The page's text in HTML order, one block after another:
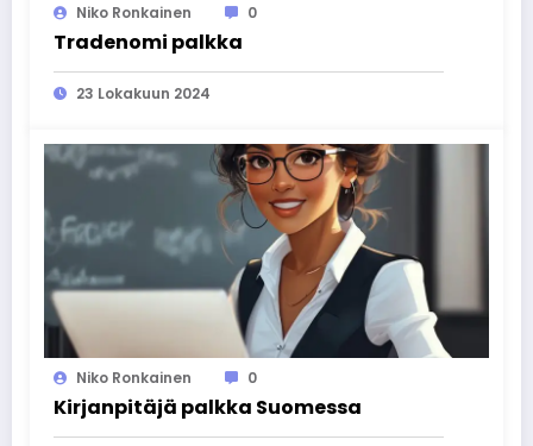
Niko Ronkainen 0
Tradenomi palkka
23 Lokakuun 2024
Niko Ronkainen 0
Kirjanpitäjä palkka Suomessa